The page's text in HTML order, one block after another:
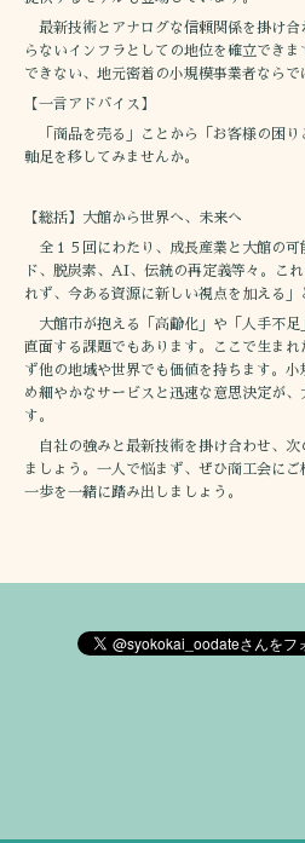
最新技術とアナログな信頼関係を掛け合
らないインフラとしての地位を確立でき
できない、地元密着の小規模事業者ならで
【一言アドバイス】
「商品を売る」ことから「お客様の困り
軸足を移してみませんか。
【総括】大館から世界へ、未来へ
全１５回にわたり、成長産業と大館の可
ド、脱炭素、AI、伝統の再定義等々。こ
れず、今ある資源に新しい視点を加える」
大館市が抱える「高齢化」や「人手不足
直面する課題でもあります。ここで生ま
ず他の地域や世界でも価値を持ちます。
め細やかなサービスと迅速な意思決定が
す。
自社の強みと最新技術を掛け合わせ、次
ましょう。一人で悩まず、ぜひ商工会に
一歩を一緒に踏み出しましょう。